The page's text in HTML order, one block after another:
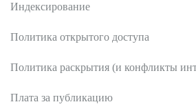
Индексирование
Политика открытого доступа
Политика раскрытия (и конфликты
Плата за публикацию